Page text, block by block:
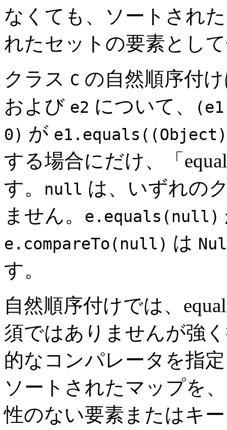
なくても、ソートされ
れたセットの要素とし
クラス C の自然順序付
および e2 について、
0) が
する場合にだけ、「
す。
null は、いずれの
ません。
e.equals(null)
e.compareTo(null) は
す。
自然順序付けでは、
須ではありませんが強
的なコンパレータを指
ソートされたマップを
性のない要素またはキ